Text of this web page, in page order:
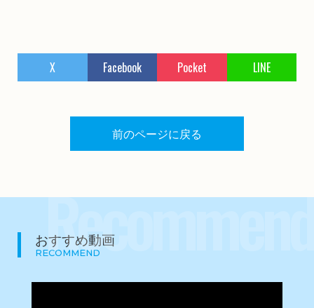
X Facebook Pocket LINE
前のページに戻る
Recommend
おすすめ動画
RECOMMEND